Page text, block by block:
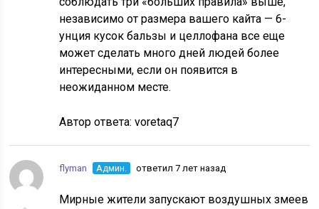
независимо от размера вашего кайта — 6-
унция кусок бальзы и целлофана все еще
может сделать много дней людей более
интересными, если он появится в
неожиданном месте.
Автор ответа:voretaq7
flyman Админ. ответил 7 лет назад
Мирные жители запускают воздушных змеев